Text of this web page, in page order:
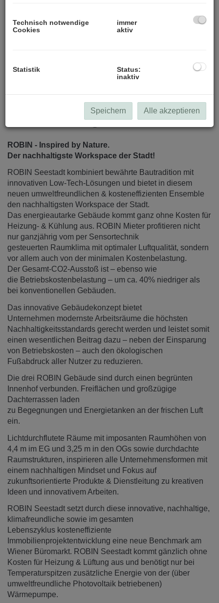
Beschreibung
ROBIN - Inspired by Nature.
Der nachhaltigste Workspace der Stadt!
ROBIN Seestadt kombiniert bewährte Bautradition mit
innovativen Low-Tech-Lösungen und bietet in diesem
neuen umweltfreundlichen & kosteneffizienten Ensemble
den nachhaltigsten Workspace der Stadt.
Das energieautarke Gebäude kommt ganz ohne Kosten für
Heizung- & Kühlung aus. ROBIN Mieter profitieren nicht
nur ganzjährig vom per Sensortechnik
gesteuerten Raumklima mit optimaler Luftqualität, sondern
vor allem auch von der minimalen Kostenbelastung.
Der Gesamt-CO2-Ausstoß ist – ebenso wie
die Betriebskostenbelastung – um ca. 40% niedriger als
bei konventionellen Gebäuden.
Das innovative Gebäudekonzept bietet
Unternehmen modernste Arbeitsräume die höchsten
Nachhaltigkeitsstandards gerecht werden und leistet somit
einen wesentlichen Beitrag dazu – neben der Einsparung
von Betriebskosten – auch den ökologischen
Fußabdruck aller Nutzer zu reduzieren.
Die drei ROBIN Gebäude sind durch einen begrünten
Innenhof verbunden. Freiflächen und großzügige
Dachterrassen laden
zu Begegnungen und Energietanken an der frischen Luft
ein.
Lichtdurchflutete Räume mit imposanten Raumhöhen von
4,4 m im EG und 3,25 m in den OGs sowie durchdachte
Raumstrukturen, inspirieren alle Unternehmensformen mit
einem nachhaltigen Mindset und Fokus auf
zukunftsorientierte Produkte & Dienstleitung zu kreativen
Ideen und innovativem Arbeiten.
ROBIN Seestadt setzt durch diese innovative, nachhaltige,
klimafreundliche sowie im gesamten
Lebenszyklus kosteneffiziente
Immobilienprojektentwicklung eine neue Benchmark am
Wiener Büromarkt. ROBIN Seestadt kommt gänzlich ohne
Kosten für Heizung & Lüftung aus und benötigt nur bei
Temperaturspitzen zusätzliche Energie von der (über
umweltfreundliche Photovoltaik betriebenen)
Wärmepumpe.
Technisch notwendige
Cookies
immer
aktiv
Statistik
Status:
inaktiv
Speichern Alle akzeptieren